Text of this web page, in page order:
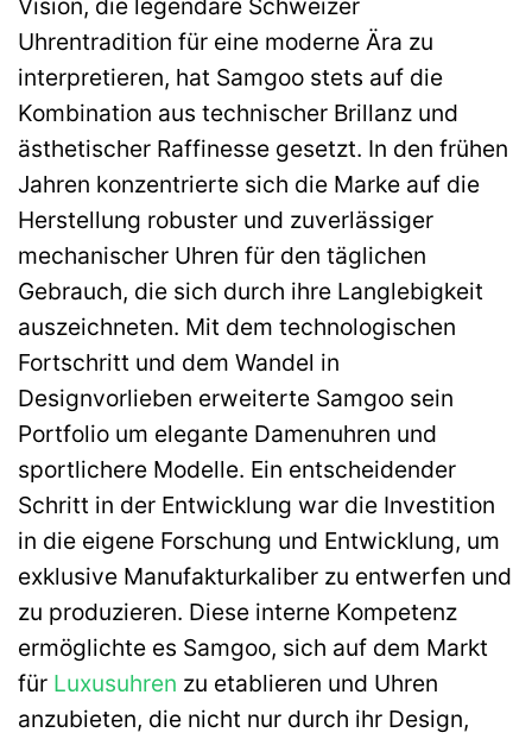
Vision, die legendäre Schweizer
Uhrentradition für eine moderne Ära zu
interpretieren, hat Samgoo stets auf die
Kombination aus technischer Brillanz und
ästhetischer Raffinesse gesetzt. In den frühen
Jahren konzentrierte sich die Marke auf die
Herstellung robuster und zuverlässiger
mechanischer Uhren für den täglichen
Gebrauch, die sich durch ihre Langlebigkeit
auszeichneten. Mit dem technologischen
Fortschritt und dem Wandel in
Designvorlieben erweiterte Samgoo sein
Portfolio um elegante Damenuhren und
sportlichere Modelle. Ein entscheidender
Schritt in der Entwicklung war die Investition
in die eigene Forschung und Entwicklung, um
exklusive Manufakturkaliber zu entwerfen und
zu produzieren. Diese interne Kompetenz
ermöglichte es Samgoo, sich auf dem Markt
für Luxusuhren zu etablieren und Uhren
anzubieten, die nicht nur durch ihr Design,